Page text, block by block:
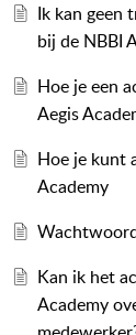
Ik kan geen
bij de NBBI
Hoe je een
Aegis
Hoe je kunt
Academy
Kan ik het
Academy